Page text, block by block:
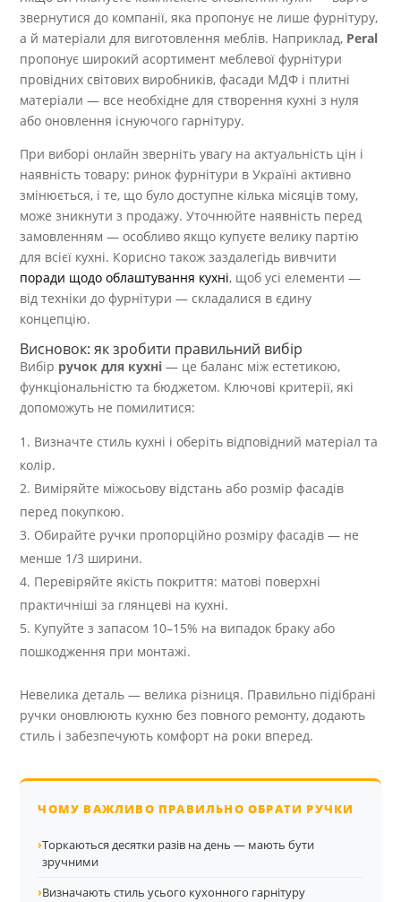
звернутися до компанії, яка пропонує не лише фурнітуру,
а й матеріали для виготовлення меблів. Наприклад, Peral
пропонує широкий асортимент меблевої фурнітури
провідних світових виробників, фасади МДФ і плитні
матеріали — все необхідне для створення кухні з нуля
або оновлення існуючого гарнітуру.
При виборі онлайн зверніть увагу на актуальність цін і
наявність товару: ринок фурнітури в Україні активно
змінюється, і те, що було доступне кілька місяців тому,
може зникнути з продажу. Уточнюйте наявність перед
замовленням — особливо якщо купуєте велику партію
для всієї кухні. Корисно також заздалегідь вивчити
поради щодо облаштування кухні, щоб усі елементи —
від техніки до фурнітури — складалися в єдину
концепцію.
Висновок: як зробити правильний вибір
Вибір ручок для кухні — це баланс між естетикою,
функціональністю та бюджетом. Ключові критерії, які
допоможуть не помилитися:
Визначте стиль кухні і оберіть відповідний матеріал та
колір.
Виміряйте міжосьову відстань або розмір фасадів
перед покупкою.
Обирайте ручки пропорційно розміру фасадів — не
менше 1/3 ширини.
Перевіряйте якість покриття: матові поверхні
практичніші за глянцеві на кухні.
Купуйте з запасом 10–15% на випадок браку або
пошкодження при монтажі.
Невелика деталь — велика різниця. Правильно підібрані
ручки оновлюють кухню без повного ремонту, додають
стиль і забезпечують комфорт на роки вперед.
ЧОМУ ВАЖЛИВО ПРАВИЛЬНО ОБРАТИ РУЧКИ
›Торкаються десятки разів на день — мають бути
зручними
›Визначають стиль усього кухонного гарнітуру